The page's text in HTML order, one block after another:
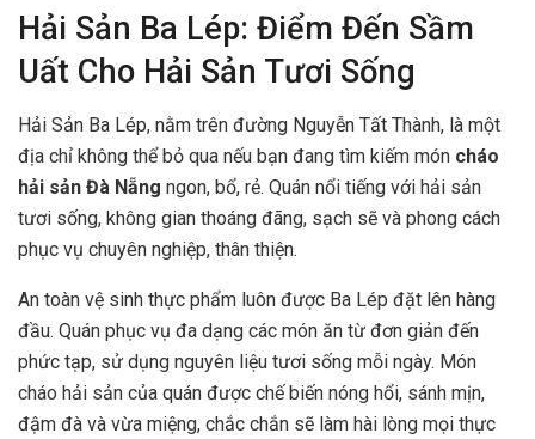
Hải Sản Ba Lép: Điểm Đến Sầm
Uất Cho Hải Sản Tươi Sống
Hải Sản Ba Lép, nằm trên đường Nguyễn Tất Thành, là một
địa chỉ không thể bỏ qua nếu bạn đang tìm kiếm món cháo
hải sản Đà Nẵng ngon, bổ, rẻ. Quán nổi tiếng với hải sản
tươi sống, không gian thoáng đãng, sạch sẽ và phong cách
phục vụ chuyên nghiệp, thân thiện.
An toàn vệ sinh thực phẩm luôn được Ba Lép đặt lên hàng
đầu. Quán phục vụ đa dạng các món ăn từ đơn giản đến
phức tạp, sử dụng nguyên liệu tươi sống mỗi ngày. Món
cháo hải sản của quán được chế biến nóng hổi, sánh mịn,
đậm đà và vừa miệng, chắc chắn sẽ làm hài lòng mọi thực